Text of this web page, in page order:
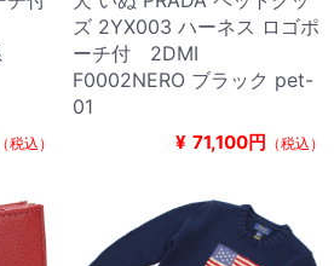
（税込）
ズ 2YX003 ハーネス ロゴポ
ーチ付 2DMI
F0002NERO ブラック pet-
01
¥ 71,100円 （税込）